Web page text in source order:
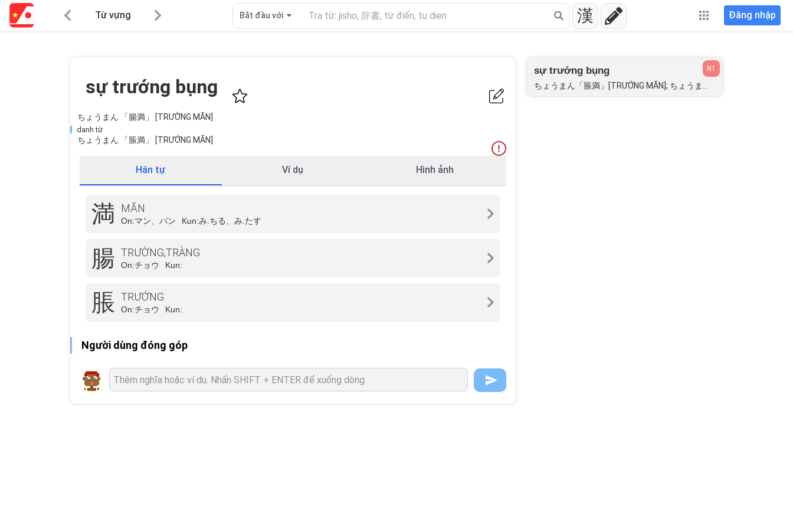
Từ vựng 漢
Bắt đầu với Đăng nhập
sự trướng bụng
ちょうまん 「腸満」 [TRƯỜNG MÃN]
danh từ
ちょうまん 「脹満」 [TRƯỚNG MÃN]
Hán tự Ví dụ Hình ảnh
満 MÃN
On:マン、バン Kun:み.ちる、み.たす
腸 TRƯỜNG,TRÀNG
On:チョウ Kun:
脹 TRƯỚNG
On:チョウ Kun:
Người dùng đóng góp
sự trướng bụng N1